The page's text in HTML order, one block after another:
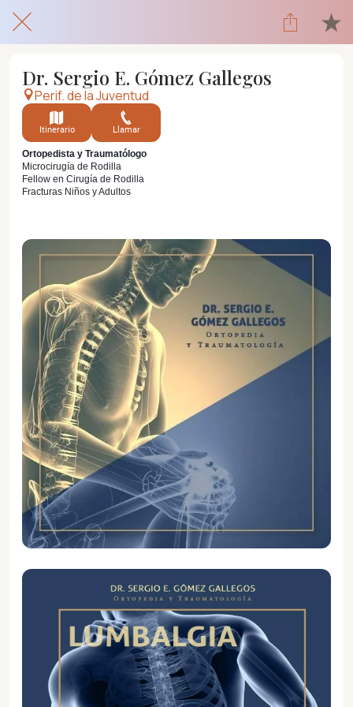
Dr. Sergio E. Gómez Gallegos
Perif. de la Juventud
Itinerario Llamar
Ortopedista y Traumatólogo
Microcirugía de Rodilla
Fellow en Cirugía de Rodilla
Fracturas Niños y Adultos